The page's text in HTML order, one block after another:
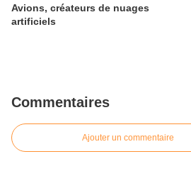
Avions, créateurs de nuages
artificiels
Commentaires
Ajouter un commentaire